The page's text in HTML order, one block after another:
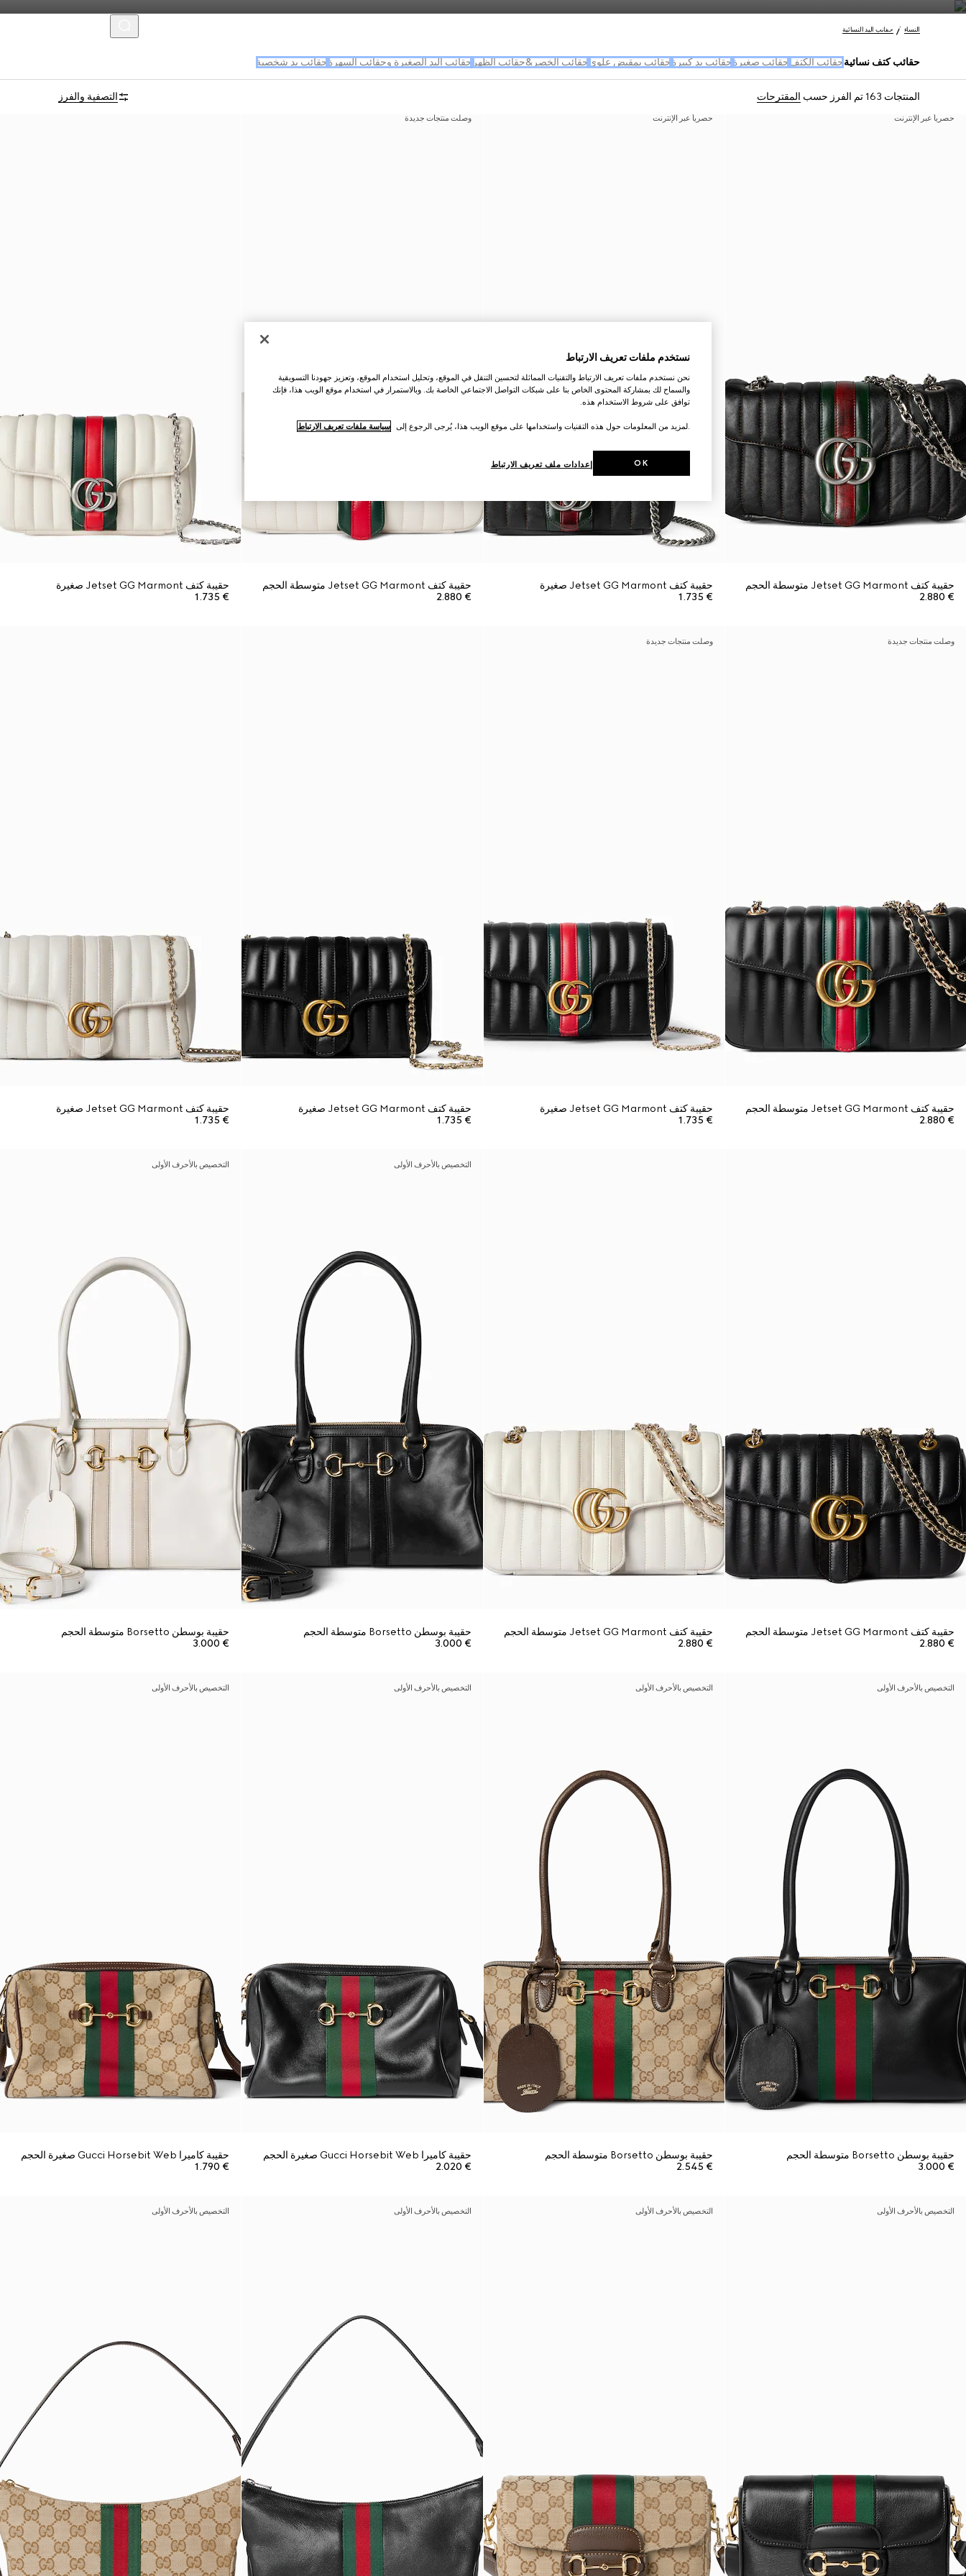
اتصل بنا النساء حقائب اليد النسائية
حقائب كتف نسائية حقائب الكتف حقائب صغيرة حقائب يد كبيرة حقائب بمقبض علوي حقائب الخصر&حقائب الظهر حقائب اليد الصغيرة وحقائب السهرة حقائب يد شخصية
المنتجات 163 تم الفرز حسب المقترحات التصفية والفرز
حصرياً عبر الإنترنت
حقيبة كتف Jetset GG Marmont متوسطة الحجم
€ 2.880
حصرياً عبر الإنترنت
حقيبة كتف Jetset GG Marmont صغيرة
€ 1.735
وصلت منتجات جديدة
حقيبة كتف Jetset GG Marmont متوسطة الحجم
€ 2.880
حقيبة كتف Jetset GG Marmont صغيرة
€ 1.735
وصلت منتجات جديدة
حقيبة كتف Jetset GG Marmont متوسطة الحجم
€ 2.880
وصلت منتجات جديدة
حقيبة كتف Jetset GG Marmont صغيرة
€ 1.735
حقيبة كتف Jetset GG Marmont صغيرة
€ 1.735
حقيبة كتف Jetset GG Marmont صغيرة
€ 1.735
حقيبة كتف Jetset GG Marmont متوسطة الحجم
€ 2.880
حقيبة كتف Jetset GG Marmont متوسطة الحجم
€ 2.880
التخصيص بالأحرف الأولى
حقيبة بوسطن Borsetto متوسطة الحجم
€ 3.000
التخصيص بالأحرف الأولى
حقيبة بوسطن Borsetto متوسطة الحجم
€ 3.000
التخصيص بالأحرف الأولى
حقيبة بوسطن Borsetto متوسطة الحجم
€ 3.000
التخصيص بالأحرف الأولى
حقيبة بوسطن Borsetto متوسطة الحجم
€ 2.545
التخصيص بالأحرف الأولى
حقيبة كاميرا Gucci Horsebit Web صغيرة الحجم
€ 2.020
التخصيص بالأحرف الأولى
حقيبة كاميرا Gucci Horsebit Web صغيرة الحجم
€ 1.790
التخصيص بالأحرف الأولى التخصيص بالأحرف الأولى التخصيص بالأحرف الأولى التخصيص بالأحرف الأولى
نستخدم ملفات تعريف الارتباط
نحن نستخدم ملفات تعريف الارتباط والتقنيات المماثلة لتحسين التنقل في الموقع، وتحليل استخدام الموقع، وتعزيز جهودنا التسويقية
والسماح لك بمشاركة المحتوى الخاص بنا على شبكات التواصل الاجتماعي الخاصة بك. وبالاستمرار في استخدام موقع الويب هذا، فإنك
توافق على شروط الاستخدام هذه.
.لمزيد من المعلومات حول هذه التقنيات واستخدامها على موقع الويب هذا، يُرجى الرجوع إلى سياسة ملفات تعريف الارتباط
إعدادات ملف تعريف الارتباط OK